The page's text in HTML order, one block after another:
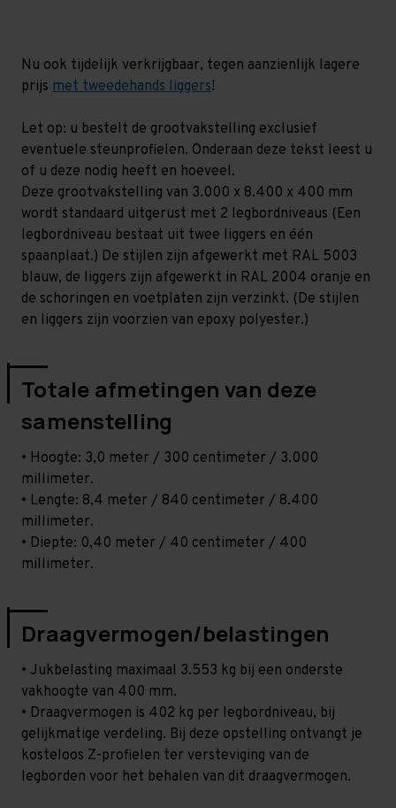
niveaus niveaus
Nu ook tijdelijk verkrijgbaar, tegen aanzienlijk lagere
prijs met tweedehands liggers!
Let op: u bestelt de grootvakstelling exclusief
eventuele steunprofielen. Onderaan deze tekst leest u
of u deze nodig heeft en hoeveel.
Deze grootvakstelling van 3.000 x 8.400 x 400 mm
wordt standaard uitgerust met 2 legbordniveaus (Een
legbordniveau bestaat uit twee liggers en één
spaanplaat.) De stijlen zijn afgewerkt met RAL 5003
blauw, de liggers zijn afgewerkt in RAL 2004 oranje en
de schoringen en voetplaten zijn verzinkt. (De stijlen
en liggers zijn voorzien van epoxy polyester.)
Totale afmetingen van deze
samenstelling
• Hoogte: 3,0 meter / 300 centimeter / 3.000
millimeter.
• Lengte: 8,4 meter / 840 centimeter / 8.400
millimeter.
• Diepte: 0,40 meter / 40 centimeter / 400
millimeter.
Draagvermogen/belastingen
• Jukbelasting maximaal 3.553 kg bij een onderste
vakhoogte van 400 mm.
• Draagvermogen is 402 kg per legbordniveau, bij
gelijkmatige verdeling. Bij deze opstelling ontvangt je
kosteloos Z-profielen ter versteviging van de
legborden voor het behalen van dit draagvermogen.